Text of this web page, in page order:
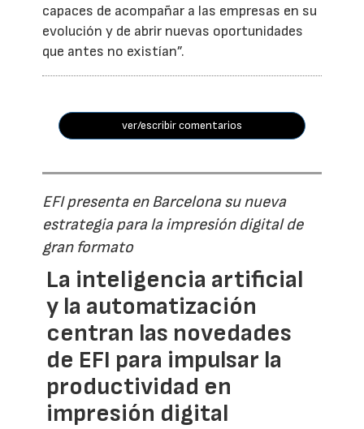
capaces de acompañar a las empresas en su
evolución y de abrir nuevas oportunidades
que antes no existían”.
ver/escribir comentarios
EFI presenta en Barcelona su nueva
estrategia para la impresión digital de
gran formato
La inteligencia artificial
y la automatización
centran las novedades
de EFI para impulsar la
productividad en
impresión digital